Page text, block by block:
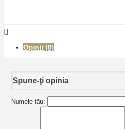
Opinii (0)
Spune-ţi opinia
Numele tău: